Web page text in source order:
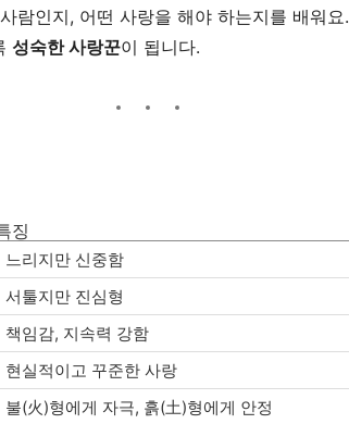
람인지, 어떤 사랑을 해야 하는지를 배워요.
성숙한 사랑꾼이 됩니다.
징
느리지만 신중함
서툴지만 진심형
책임감, 지속력 강함
현실적이고 꾸준한 사랑
불(火)형에게 자극, 흙(土)형에게 안정